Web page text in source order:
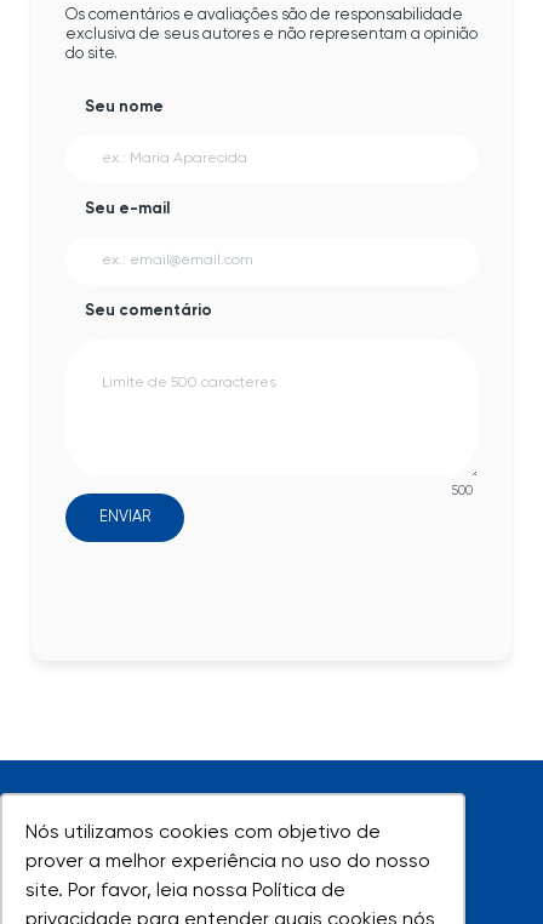
Nós utilizamos cookies com objetivo de
prover a melhor experiência no uso do nosso
site. Por favor, leia nossa Política de
Nós utilizamos cookies com objetivo de
prover a melhor experiência no uso do nosso
site. Por favor, leia nossa Política de
Os comentários e avaliações são de responsabilidade
exclusiva de seus autores e não representam a opinião
do site.
Seu nome
Seu e-mail
Seu comentário
500
ENVIAR
UNIVAP - Todos os direitos reservados